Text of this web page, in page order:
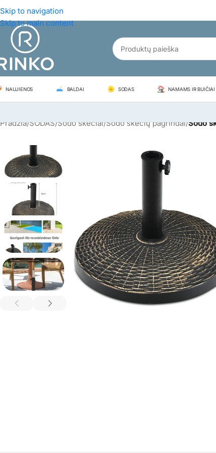
Skip to navigation
Skip to main content
NAUJIENOS BALDAI SODAS NAMAMS IR BUIČIAI
Pradžia/SODAS/Sodo skėčiai/Sodo skėčių pagrindai/Sodo